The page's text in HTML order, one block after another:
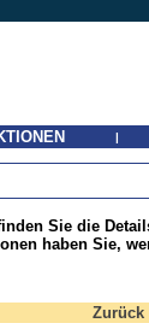
|
Sie die
haben Sie,
Zurück